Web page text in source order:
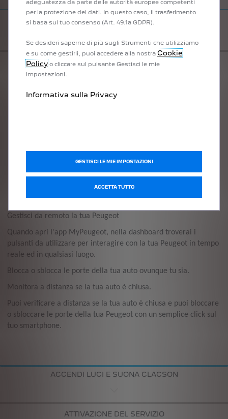
BLOCCA E SBLOCCA PORTE
Gestisci da remoto la tua Peugeot
Quando apri l'app MyPeugeot, nella dashboard troverai i
pulsanti da utilizzare per interagire con la tua Peugeot in tempo
reale ed in qualsiasi luogo.
Blocca o sblocca le porte della tua auto ovunque tu sia.
Monitora a distanza se la tua auto è chiusa.
Puoi verificare a distanza se la tua auto è chiusa e puoi bloccare
o sbloccare le porte della tua Peugeot con un semplice click sul
tuo smartphone.
ACCENDI LUCI E SUONA CLACSON
ATTIVAZIONE DEL SERVIZIO
adeguatezza da parte delle autorità europee competenti
per la protezione dei dati. In questo caso, il trasferimento
si basa sul tuo consenso (Art. 49.1a GDPR).
Se desideri saperne di più sugli Strumenti che utilizziamo
e su come gestirli, puoi accedere alla nostraCookie
Policyo cliccare sul pulsante Gestisci le mie
impostazioni.
Informativa sulla Privacy
GESTISCI LE MIE IMPOSTAZIONI
ACCETTA TUTTO